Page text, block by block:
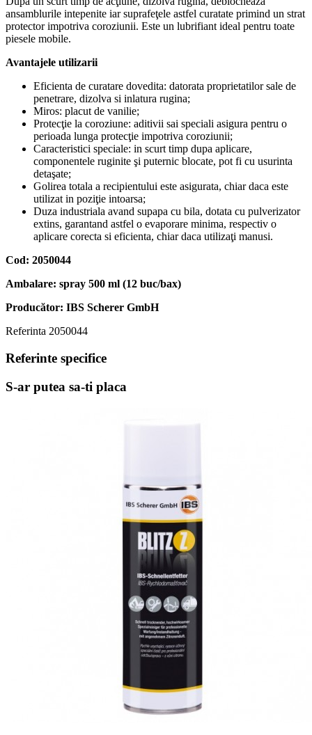
ansamblurile intepenite iar suprafeţele astfel curatate primind un strat
protector impotriva coroziunii. Este un lubrifiant ideal pentru toate
piesele mobile.
Avantajele utilizarii
Eficienta de curatare dovedita: datorata proprietatilor sale de
penetrare, dizolva si inlatura rugina;
Miros: placut de vanilie;
Protecţie la coroziune: aditivii sai speciali asigura pentru o
perioada lunga protecţie impotriva coroziunii;
Caracteristici speciale: in scurt timp dupa aplicare,
componentele ruginite şi puternic blocate, pot fi cu usurinta
detaşate;
Golirea totala a recipientului este asigurata, chiar daca este
utilizat in poziţie intoarsa;
Duza industriala avand supapa cu bila, dotata cu pulverizator
extins, garantand astfel o evaporare minima, respectiv o
aplicare corecta si eficienta, chiar daca utilizaţi manusi.
Cod: 2050044
Ambalare: spray 500 ml (12 buc/bax)
Producător: IBS Scherer GmbH
Referinta 2050044
Referinte specifice
S-ar putea sa-ti placa